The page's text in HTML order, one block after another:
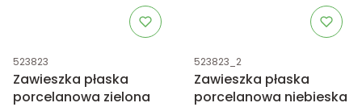
Kod produktu
523823
Zawieszka płaska
porcelanowa zielona
Kod produktu
523823_2
Zawieszka płaska
porcelanowa niebieska